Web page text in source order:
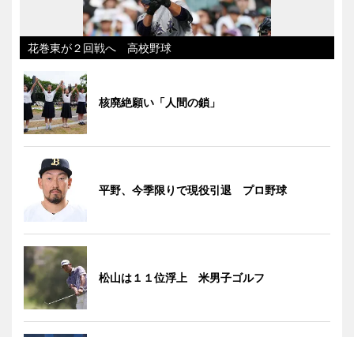
花巻東が２回戦へ 高校野球
核廃絶願い「人間の鎖」
平野、今季限りで現役引退 プロ野球
松山は１１位浮上 米男子ゴルフ